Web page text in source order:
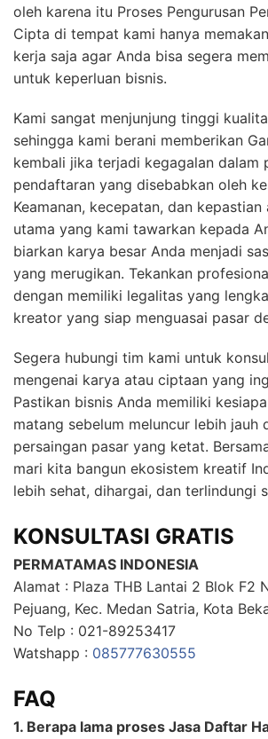
oleh karena itu Proses Pengurusan
Cipta di tempat kami hanya
kerja saja agar Anda bisa segera
untuk keperluan bisnis.
Kami sangat menjunjung tinggi
sehingga kami berani memberikan
kembali jika terjadi kegagalan dalam
pendaftaran yang disebabkan oleh
Keamanan, kecepatan, dan
utama yang kami tawarkan kepada
biarkan karya besar Anda menjadi
yang merugikan. Tekankan
dengan memiliki legalitas yang
kreator yang siap menguasai pasar
Segera hubungi tim kami untuk
mengenai karya atau ciptaan yang
Pastikan bisnis Anda memiliki
matang sebelum meluncur lebih jauh
persaingan pasar yang ketat.
mari kita bangun ekosistem kreatif
lebih sehat, dihargai, dan terlindungi
KONSULTASI GRATIS
PERMATAMAS INDONESIA
Alamat : Plaza THB Lantai 2 Blok F2
Pejuang, Kec. Medan Satria, Kota
No Telp : 021-89253417
Watshapp : 085777630555
FAQ
1. Berapa lama proses Jasa Daftar